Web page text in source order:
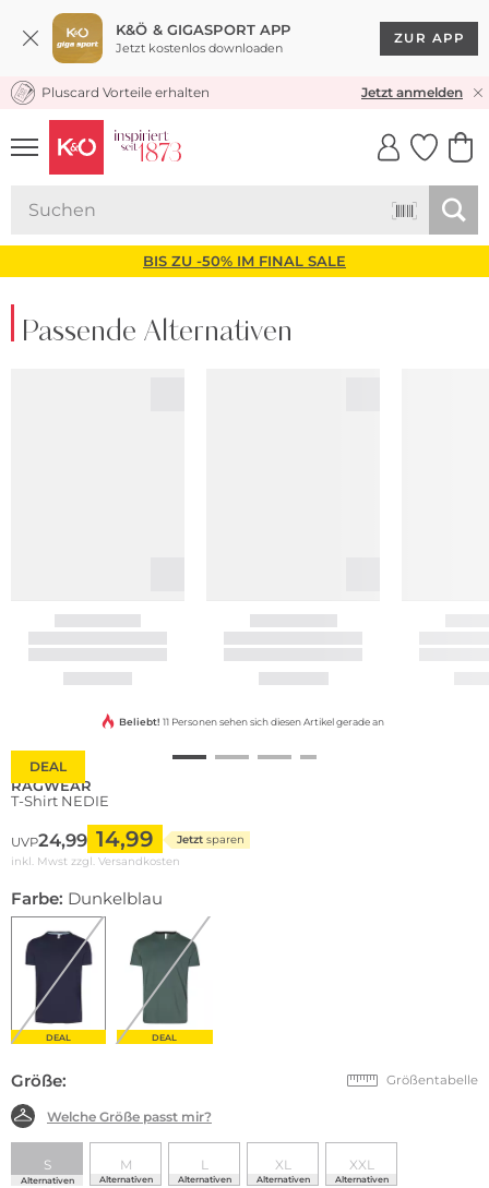
K&Ö & GIGASPORT APP
Jetzt kostenlos downloaden
ZUR APP
KOSTENLOSER VERSAND* & RÜCKVERSAND
Pluscard Vorteile erhalten Jetzt anmelden
UNSERE APP
CLICK &
BIS ZU -50% IM FINAL SALE
Passende Alternativen
DEAL
Beliebt! 11 Personen sehen sich diesen Artikel gerade an
RAGWEAR
T-Shirt NEDIE
UVP24,99 14,99 Jetzt sparen
inkl. Mwst zzgl. Versandkosten
Farbe: Dunkelblau
DEAL DEAL
Größe: Größentabelle
Welche Größe passt mir?
S
Alternativen
M
Alternativen
L
Alternativen
XL
Alternativen
XXL
Alternativen